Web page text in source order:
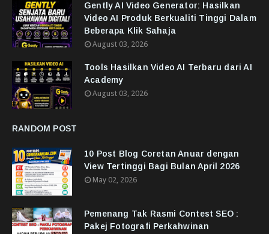
Gently AI Video Generator: Hasilkan
Video AI Produk Berkualiti Tinggi Dalam
Beberapa Klik Sahaja
August 03, 2026
Tools Hasilkan Video AI Terbaru dari AI
Academy
August 03, 2026
RANDOM POST
10 Post Blog Coretan Anuar dengan
View Tertinggi Bagi Bulan April 2026
May 02, 2026
Pemenang Tak Rasmi Contest SEO :
Pakej Fotografi Perkahwinan